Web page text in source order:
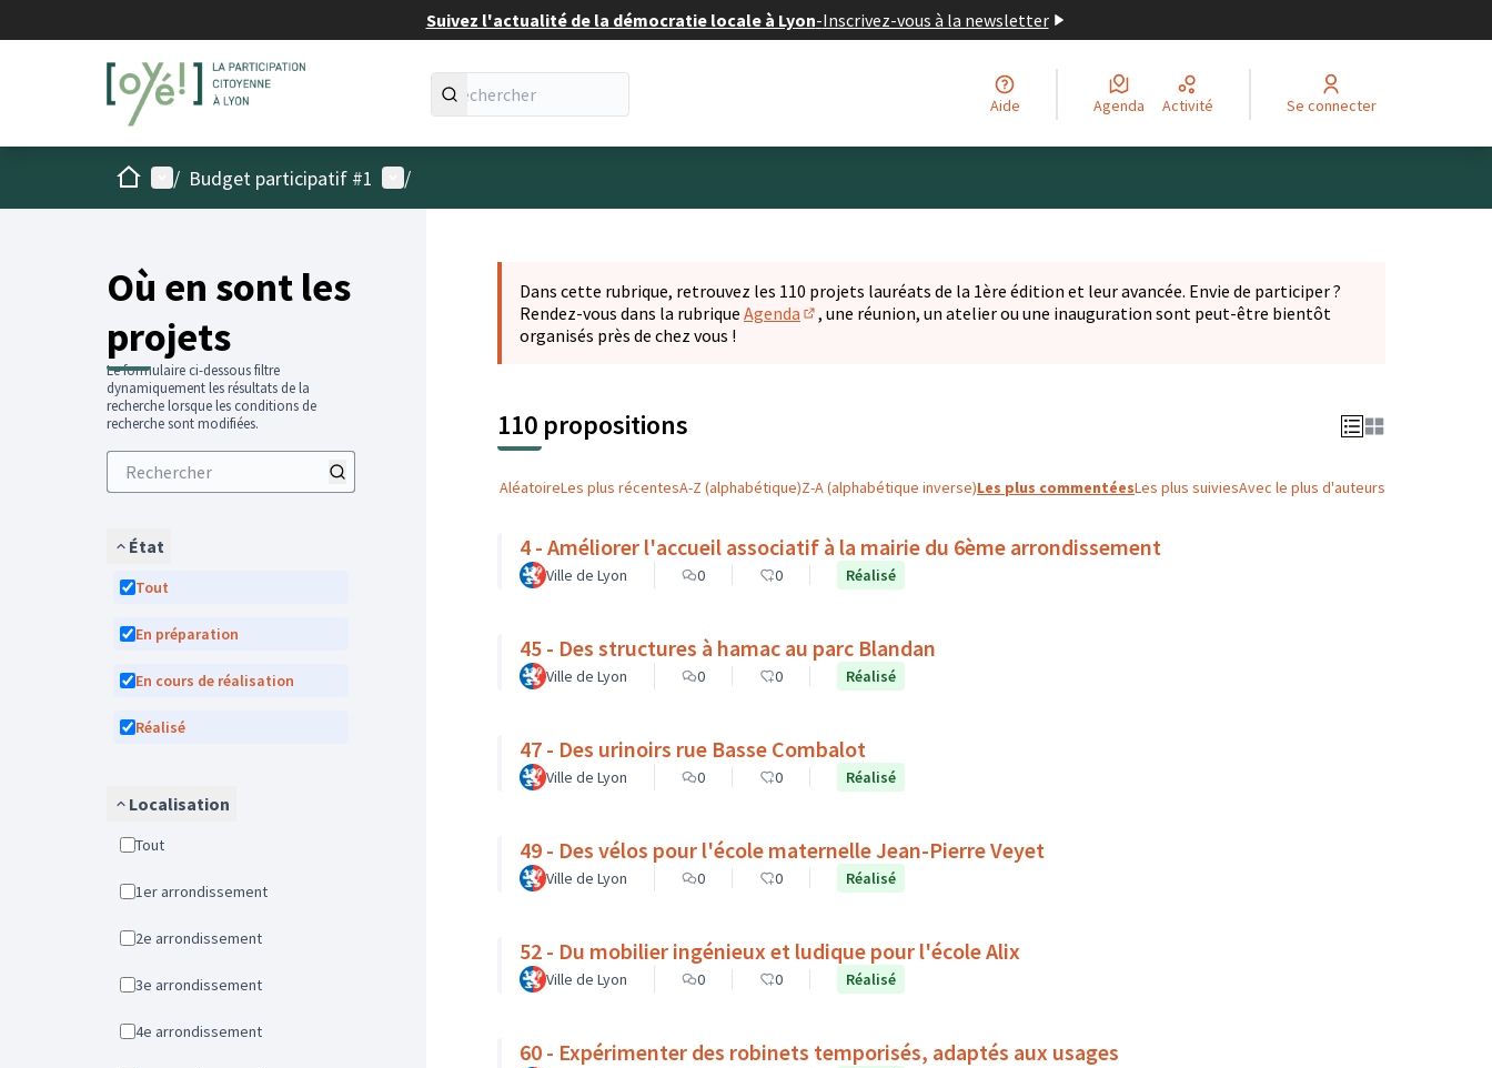
Suivez l'actualité de la démocratie locale à Lyon-Inscrivez-vous à la newsletter
Aide Agenda Activité Se connecter
AccueilMenu principal
/ Budget participatif #1 Menu utilisateur
/
Où en sont les
projets
Le formulaire ci-dessous filtre
dynamiquement les résultats de la
recherche lorsque les conditions de
recherche sont modifiées.
État
Tout
En préparation
En cours de réalisation
Réalisé
Localisation
Tout
1er arrondissement
2e arrondissement
3e arrondissement
4e arrondissement
Dans cette rubrique, retrouvez les 110 projets lauréats de la 1ère édition et leur avancée. Envie de participer ?
Rendez-vous dans la rubrique Agenda
(S'ouvre dans un nouvel onglet)
, une réunion, un atelier ou une inauguration sont peut-être bientôt
organisés près de chez vous !
110 propositions
AléatoireLes plus récentesA-Z (alphabétique)Z-A (alphabétique inverse)Les plus commentéesLes plus suiviesAvec le plus d'auteurs
4 - Améliorer l'accueil associatif à la mairie du 6ème arrondissement
Ville de Lyon 0 0 Réalisé
45 - Des structures à hamac au parc Blandan
Ville de Lyon 0 0 Réalisé
47 - Des urinoirs rue Basse Combalot
Ville de Lyon 0 0 Réalisé
49 - Des vélos pour l'école maternelle Jean-Pierre Veyet
Ville de Lyon 0 0 Réalisé
52 - Du mobilier ingénieux et ludique pour l'école Alix
Ville de Lyon 0 0 Réalisé
60 - Expérimenter des robinets temporisés, adaptés aux usages